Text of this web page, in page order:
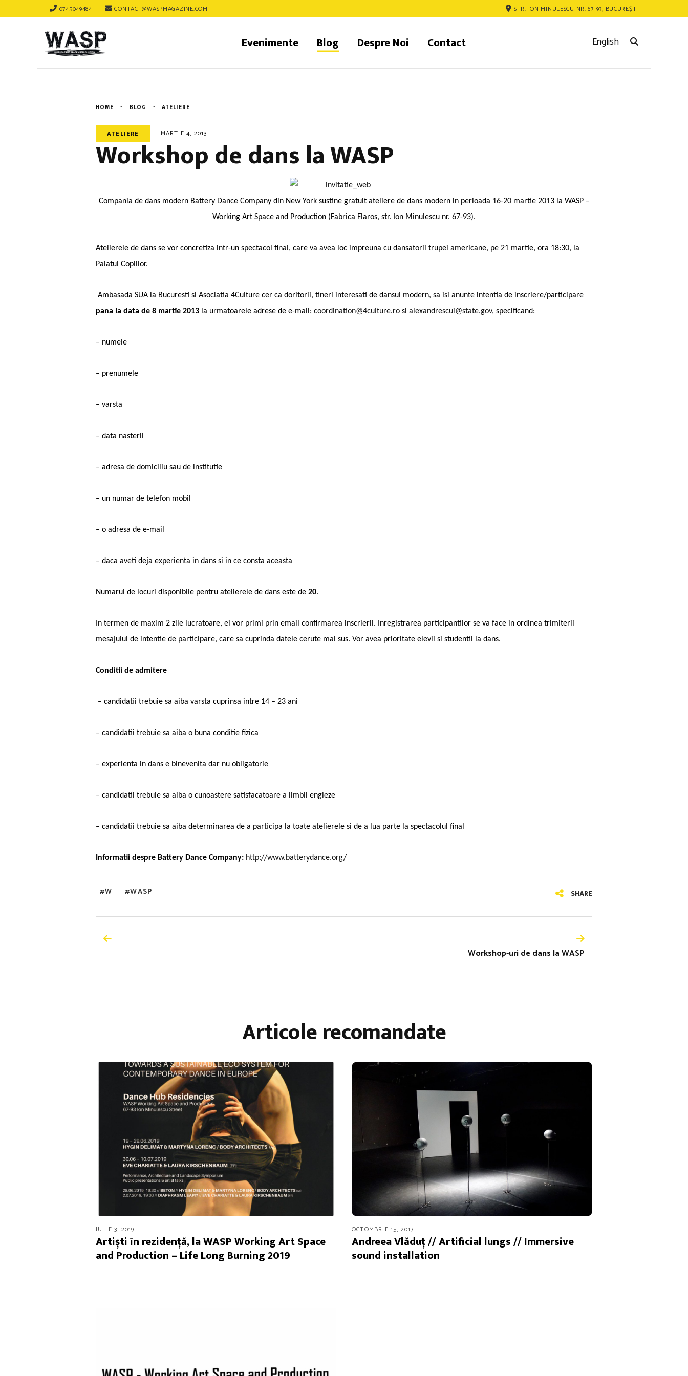
0745049484 CONTACT@WASPMAGAZINE.COM STR. ION MINULESCU NR. 67-93, BUCUREȘTI
Evenimente Blog Despre Noi Contact English
HOME BLOG ATELIERE
ATELIERE MARTIE 4, 2013
Workshop de dans la WASP
Compania de dans modern Battery Dance Company din New York sustine gratuit ateliere de dans modern in perioada 16-20 martie 2013 la WASP –
Working Art Space and Production (Fabrica Flaros, str. Ion Minulescu nr. 67-93).
Atelierele de dans se vor concretiza intr-un spectacol final, care va avea loc impreuna cu dansatorii trupei americane, pe 21 martie, ora 18:30, la
Palatul Copiilor.
Ambasada SUA la Bucuresti si Asociatia 4Culture cer ca doritorii, tineri interesati de dansul modern, sa isi anunte intentia de inscriere/participare
pana la data de 8 martie 2013 la urmatoarele adrese de e-mail: coordination@4culture.ro si alexandrescui@state.gov, specificand:
– numele
– prenumele
– varsta
– data nasterii
– adresa de domiciliu sau de institutie
– un numar de telefon mobil
– o adresa de e-mail
– daca aveti deja experienta in dans si in ce consta aceasta
Numarul de locuri disponibile pentru atelierele de dans este de 20.
In termen de maxim 2 zile lucratoare, ei vor primi prin email confirmarea inscrierii. Inregistrarea participantilor se va face in ordinea trimiterii
mesajului de intentie de participare, care sa cuprinda datele cerute mai sus. Vor avea prioritate elevii si studentii la dans.
Conditii de admitere
– candidatii trebuie sa aiba varsta cuprinsa intre 14 – 23 ani
– candidatii trebuie sa aiba o buna conditie fizica
– experienta in dans e binevenita dar nu obligatorie
– candidatii trebuie sa aiba o cunoastere satisfacatoare a limbii engleze
– candidatii trebuie sa aiba determinarea de a participa la toate atelierele si de a lua parte la spectacolul final
Informatii despre Battery Dance Company: http://www.batterydance.org/
W WASP SHARE
Workshop-uri de dans la WASP
Articole recomandate
IULIE 3, 2019
Artiști în rezidență, la WASP Working Art Space
and Production – Life Long Burning 2019
OCTOMBRIE 15, 2017
Andreea Vlăduț // Artificial lungs // Immersive
sound installation